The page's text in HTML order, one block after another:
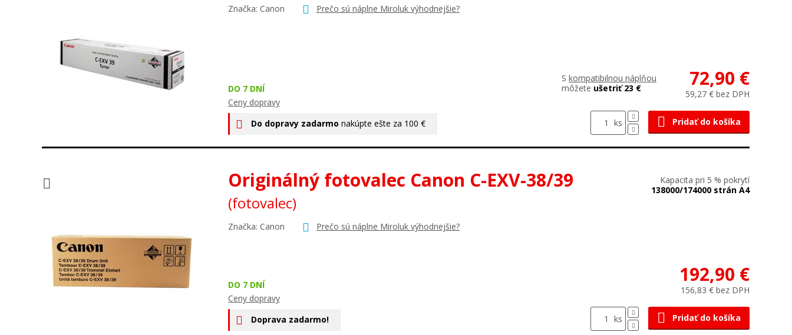
Značka: Canon Prečo sú náplne Miroluk výhodnejšie?
DO 7 DNÍ
Ceny dopravy
Do dopravy zadarmo nakúpte ešte za 100 €
S kompatibilnou náplňou
môžete ušetriť 23 € 72,90 €
59,27 € bez DPH
ks Pridať do košíka
Originálný fotovalec Canon C-EXV-38/39
(fotovalec)
Značka: Canon Prečo sú náplne Miroluk výhodnejšie?
DO 7 DNÍ
Ceny dopravy
Doprava zadarmo!
Kapacita pri 5 % pokrytí
138000/174000 strán A4
192,90 €
156,83 € bez DPH
ks Pridať do košíka